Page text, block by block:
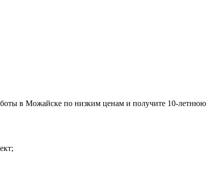
в Можайске по низким ценам и получите 10-летнюю